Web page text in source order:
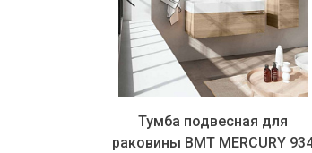
Тумба подвесная для
раковины BMT MERCURY